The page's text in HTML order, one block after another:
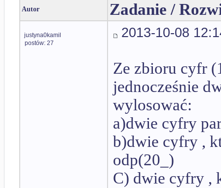
Autor Zadanie /
justyna0kamil
postów: 27
2013-10-08
Ze zbioru cyfr
jednocześnie
wylosować:
a)dwie cyfry
b)dwie cyfry ,
odp(20_)
C) dwie cyfry ,